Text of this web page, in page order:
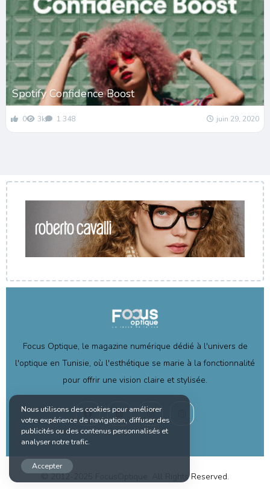
Spotify Confidence Boost
0 3k 1 348 juin 29, 2020
Focus Optique, le magazine numérique dédié à l'univers de
l'optique en Tunisie, où l'esthétique se marie à la fonctionnalité
pour offrir une vision claire et stylisée.
© 2012-2025 FocusOptique. All Rights Reserved.
Nous utilisons des cookies pour améliorer
votre expérience de navigation, diffuser des
publicités ou des contenus personnalisés et
analyser notre trafic.
Accepter